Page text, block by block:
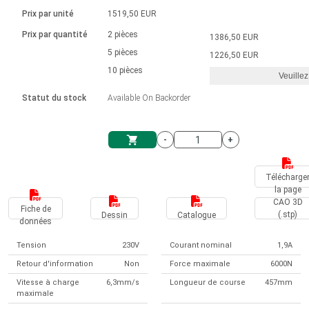
Système d'unité
Solénoïdes
Ø 28-42| 1-1400 rpm | <= 290Ncm
Contrôleur de moteur CC sans
Pilotes de moteurs à courant
continu à balais série DPWM
Pilotes de moteur pas à pas
Synchrone-Asynchrone | pour 1-4 actionneurs
Boîtes de contrôle
Synchrone-Asynchrone | pour 1-4 actionneurs
Français (EUR)
Norsk (NOK)
Suomi (EUR)
Svenska (SEK)
Prix par unité
Prix par quantité
Statut du stock
1519,50 EUR
2 pièces
5 pièces
10 pièces
Available On Backorder
1386,50 EUR
1226,50 EUR
- +
Télécharger
la page
Fiche de
données
Dessin Catalogue
CAO 3D
(.stp)
Tension 230V Courant nominal 1,9A
Retour d'information Non Force maximale 6000N
Vitesse à charge
maximale
6,3mm/s Longueur de course 457mm